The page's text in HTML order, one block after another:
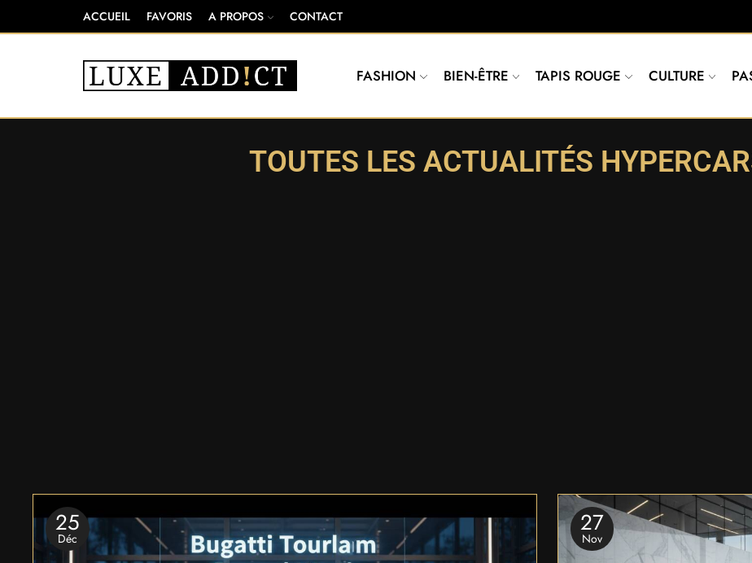
ACCUEIL FAVORIS A PROPOS CONTACT
FASHION BIEN-ÊTRE TAPIS ROUGE CULTURE
TOUTES LES ACTUALITÉS
25
Déc
27
Nov